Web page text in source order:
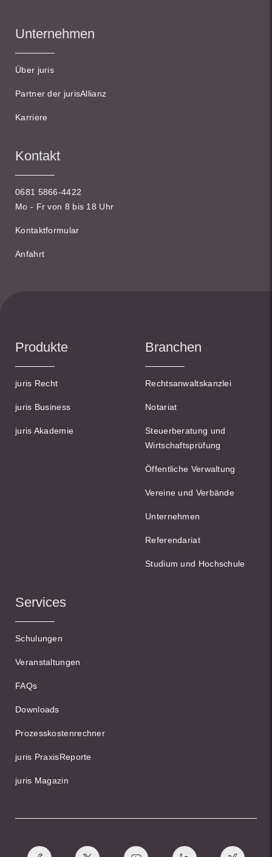
Unternehmen
Über juris
Partner der jurisAllianz
Karriere
Kontakt
0681 5866-4422
Mo - Fr von 8 bis 18 Uhr
Kontaktformular
Anfahrt
Produkte
juris Recht
juris Business
juris Akademie
Branchen
Rechtsanwaltskanzlei
Notariat
Steuerberatung und
Wirtschaftsprüfung
Öffentliche Verwaltung
Vereine und Verbände
Unternehmen
Referendariat
Studium und Hochschule
Services
Schulungen
Veranstaltungen
FAQs
Downloads
Prozesskostenrechner
juris PraxisReporte
juris Magazin